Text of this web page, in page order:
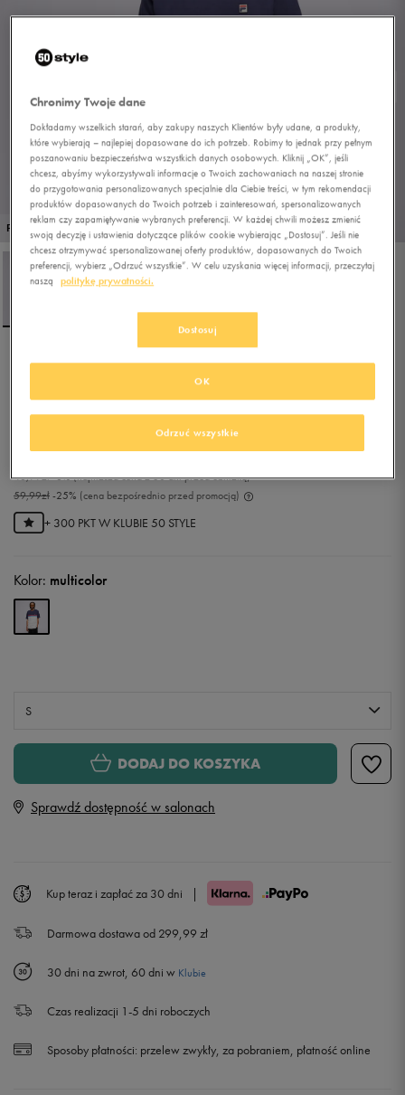
PROMO: DO -30%
FILA T-SHIRT CUT AND
59,99zł-25% (cena bezpośrednio przed promocją)
48,99zł-8%(najniższa cena z 30 dni przed obniżką)
44,99złz Vat
+ 300 PKT W KLUBIE 50 STYLE
Kolor: multicolor
S
M Powiadom o dostępności
XL Powiadom o dostępności
DODAJ DO KOSZYKA
Sprawdź dostępność w salonach
Kup teraz i zapłać za 30 dni |
Darmowa dostawa od 299,99 zł
30 dni na zwrot, 60 dni w Klubie
Czas realizacji 1-5 dni roboczych
Sposoby płatności: przelew zwykły, za pobraniem, płatność online
Chronimy Twoje dane
Dokładamy wszelkich starań, aby zakupy naszych Klientów były udane, a produkty,
które wybierają – najlepiej dopasowane do ich potrzeb. Robimy to jednak przy pełnym
poszanowaniu bezpieczeństwa wszystkich danych osobowych. Kliknij „OK”, jeśli
chcesz, abyśmy wykorzystywali informacje o Twoich zachowaniach na naszej stronie
do przygotowania personalizowanych specjalnie dla Ciebie treści, w tym rekomendacji
produktów dopasowanych do Twoich potrzeb i zainteresowań, spersonalizowanych
reklam czy zapamiętywanie wybranych preferencji. W każdej chwili możesz zmienić
swoją decyzję i ustawienia dotyczące plików cookie wybierając „Dostosuj”. Jeśli nie
chcesz otrzymywać spersonalizowanej oferty produktów, dopasowanych do Twoich
preferencji, wybierz „Odrzuć wszystkie”. W celu uzyskania więcej informacji, przeczytaj
naszą
politykę prywatności.
Dostosuj
Odrzuć wszystkie
OK